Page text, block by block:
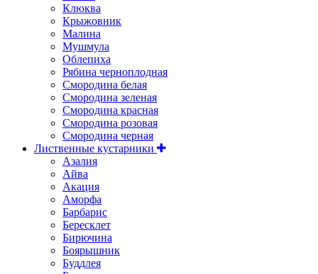
Клюква
Крыжовник
Малина
Мушмула
Облепиха
Рябина черноплодная
Смородина белая
Смородина зеленая
Смородина красная
Смородина розовая
Смородина черная
Лиственные кустарники
Азалия
Айва
Акация
Аморфа
Барбарис
Бересклет
Бирючина
Боярышник
Буддлея